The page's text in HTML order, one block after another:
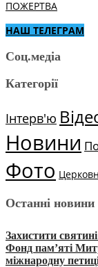
ПОЖЕРТВА
НАШ ТЕЛЕГРАМ
Соц.медіа
Категорії
Інтерв'ю
Новини
Фото
Останні новини
Захистити
Фонд пам’яті
міжнародну